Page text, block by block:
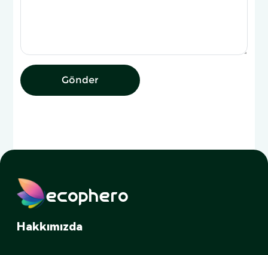
Gönder
ecophero
Hakkımızda